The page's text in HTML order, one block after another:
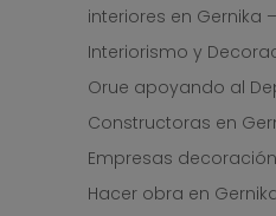
interiores en Gernika
Interiorismo y
Orue apoyando al
Constructoras en
Empresas
Hacer obra en